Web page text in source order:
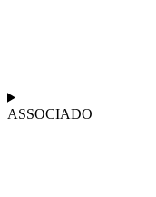
ASSOCIADO